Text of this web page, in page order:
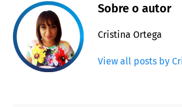
Sobre o autor
Cristina Ortega
View all posts by